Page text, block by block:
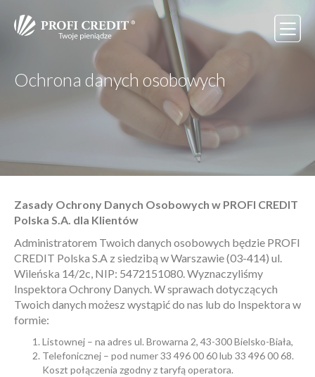
Ochrona danych osobowych
Zasady Ochrony Danych Osobowych w PROFI CREDIT
Polska S.A. dla Klientów
Administratorem Twoich danych osobowych będzie PROFI
CREDIT Polska S.A z siedzibą w Warszawie (03-414) ul.
Wileńska 14/2c, NIP: 5472151080. Wyznaczyliśmy
Inspektora Ochrony Danych. W sprawach dotyczących
Twoich danych możesz wystąpić do nas lub do Inspektora w
formie:
Listownej – na adres ul. Browarna 2, 43-300 Bielsko-Biała,
Telefonicznej – pod numer 33 496 00 60 lub 33 496 00 68.
Koszt połączenia zgodny z taryfą operatora.